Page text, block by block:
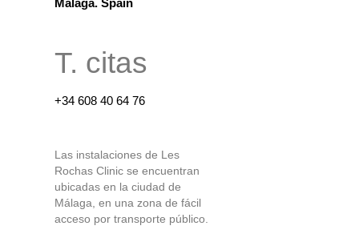
Malaga. Spain
T. citas
+34 608 40 64 76
Las instalaciones de Les
Rochas Clinic se encuentran
ubicadas en la ciudad de
Málaga, en una zona de fácil
acceso por transporte público.